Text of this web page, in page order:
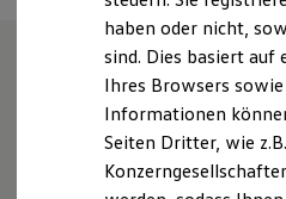
Kosten und Kauf
Verbrauchskosten
Kaufoptionen
E-Auto-
Software und
ID. Software
Digitale Extras
Schnittstellen zu
Willkommen
Uesen Schmidt
haben oder nicht,
sind. Dies basiert
Ihres Browsers
Informationen
Seiten Dritter, wie